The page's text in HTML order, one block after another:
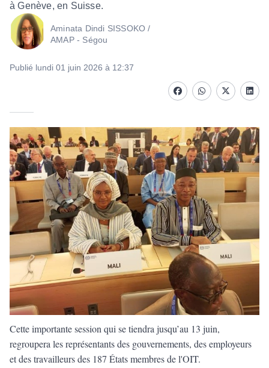
à Genève, en Suisse.
Aminata Dindi SISSOKO /
AMAP - Ségou
Publié lundi 01 juin 2026 à 12:37
FacebookwhatsappTwitter
Cette importante session qui se tiendra jusqu’au 13 juin,
regroupera les représentants des gouvernements, des employeurs
et des travailleurs des 187 États membres de l'OIT.